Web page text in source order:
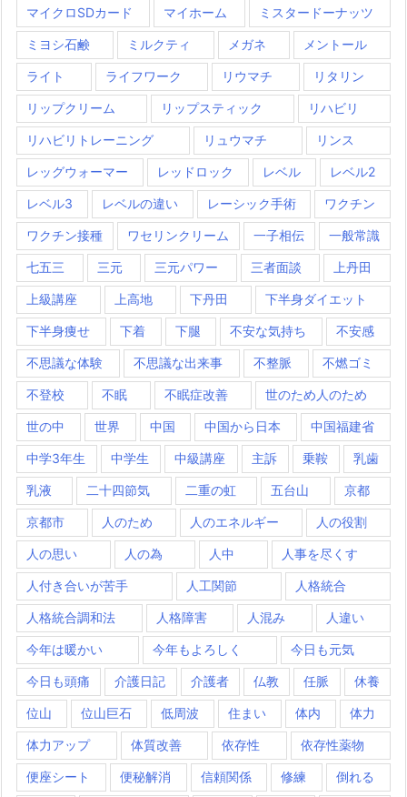
マイクロSDカード マイホーム ミスタードーナッツ
ミヨシ石鹸 ミルクティ メガネ メントール
ライト ライフワーク リウマチ リタリン
リップクリーム リップスティック リハビリ
リハビリトレーニング リュウマチ リンス
レッグウォーマー レッドロック レベル レベル2
レベル3 レベルの違い レーシック手術 ワクチン
ワクチン接種 ワセリンクリーム 一子相伝 一般常識
七五三 三元 三元パワー 三者面談 上丹田
上級講座 上高地 下丹田 下半身ダイエット
下半身痩せ 下着 下腿 不安な気持ち 不安感
不思議な体験 不思議な出来事 不整脈 不燃ゴミ
不登校 不眠 不眠症改善 世のため人のため
世の中 世界 中国 中国から日本 中国福建省
中学3年生 中学生 中級講座 主訴 乗鞍 乳歯
乳液 二十四節気 二重の虹 五台山 京都
京都市 人のため 人のエネルギー 人の役割
人の思い 人の為 人中 人事を尽くす
人付き合いが苦手 人工関節 人格統合
人格統合調和法 人格障害 人混み 人違い
今年は暖かい 今年もよろしく 今日も元気
今日も頭痛 介護日記 介護者 仏教 任脈 休養
位山 位山巨石 低周波 住まい 体内 体力
体力アップ 体質改善 依存性 依存性薬物
便座シート 便秘解消 信頼関係 修練 倒れる